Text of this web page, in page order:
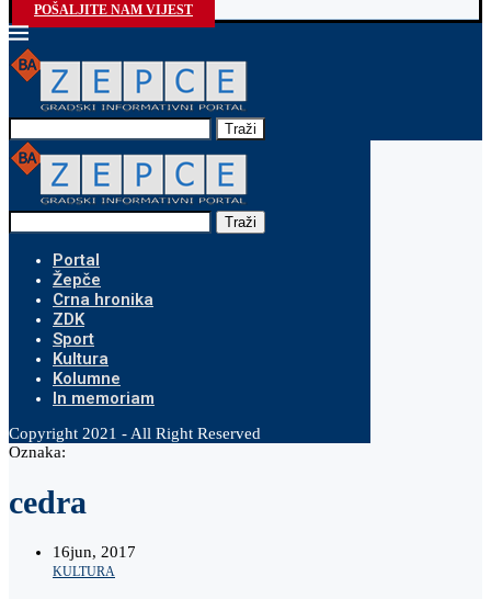
POŠALJITE NAM VIJEST
Traži
Traži
Portal
Žepče
Crna hronika
ZDK
Sport
Kultura
Kolumne
In memoriam
Copyright 2021 - All Right Reserved
Oznaka:
cedra
16jun, 2017
KULTURA